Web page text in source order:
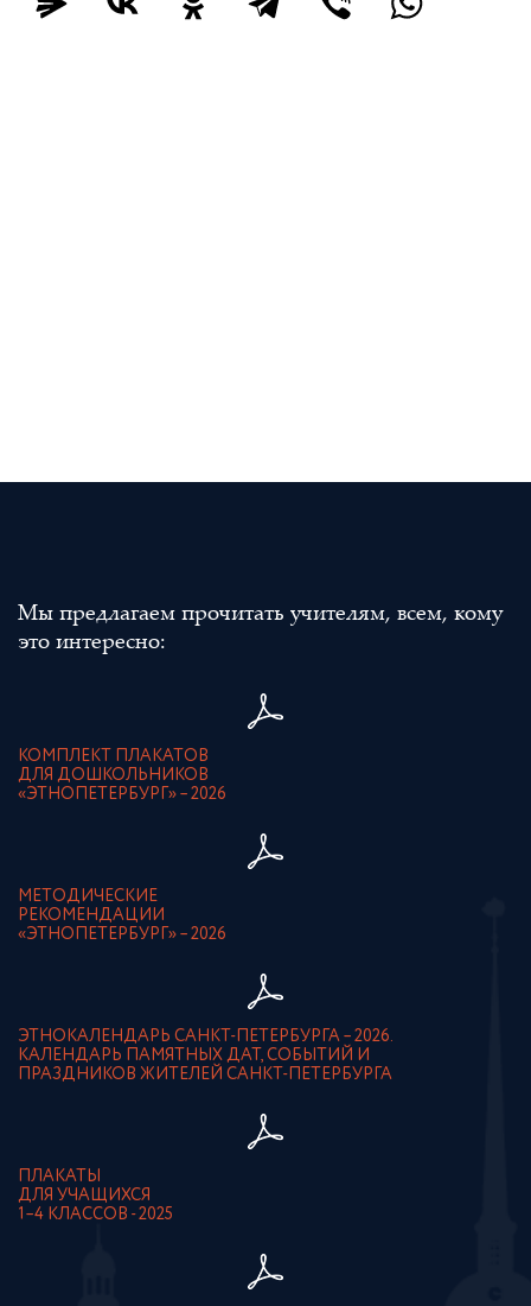
Мы предлагаем прочитать учителям, всем, кому
это интересно:
КОМПЛЕКТ ПЛАКАТОВ
ДЛЯ ДОШКОЛЬНИКОВ
«ЭТНОПЕТЕРБУРГ» – 2026
МЕТОДИЧЕСКИЕ
РЕКОМЕНДАЦИИ
«ЭТНОПЕТЕРБУРГ» – 2026
ЭТНОКАЛЕНДАРЬ САНКТ-ПЕТЕРБУРГА – 2026.
КАЛЕНДАРЬ ПАМЯТНЫХ ДАТ, СОБЫТИЙ И
ПРАЗДНИКОВ ЖИТЕЛЕЙ САНКТ-ПЕТЕРБУРГА
ПЛАКАТЫ
ДЛЯ УЧАЩИХСЯ
1–4 КЛАССОВ - 2025